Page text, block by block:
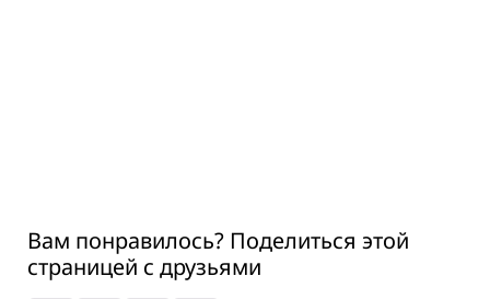
Вам понравилось? Поделиться этой
страницей с друзьями